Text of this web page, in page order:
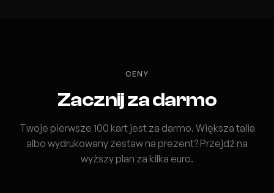
CENY
Zacznij za darmo
Twoje pierwsze 100 kart jest za darmo. Większa talia
albo wydrukowany zestaw na prezent? Przejdź na
wyższy plan za kilka euro.